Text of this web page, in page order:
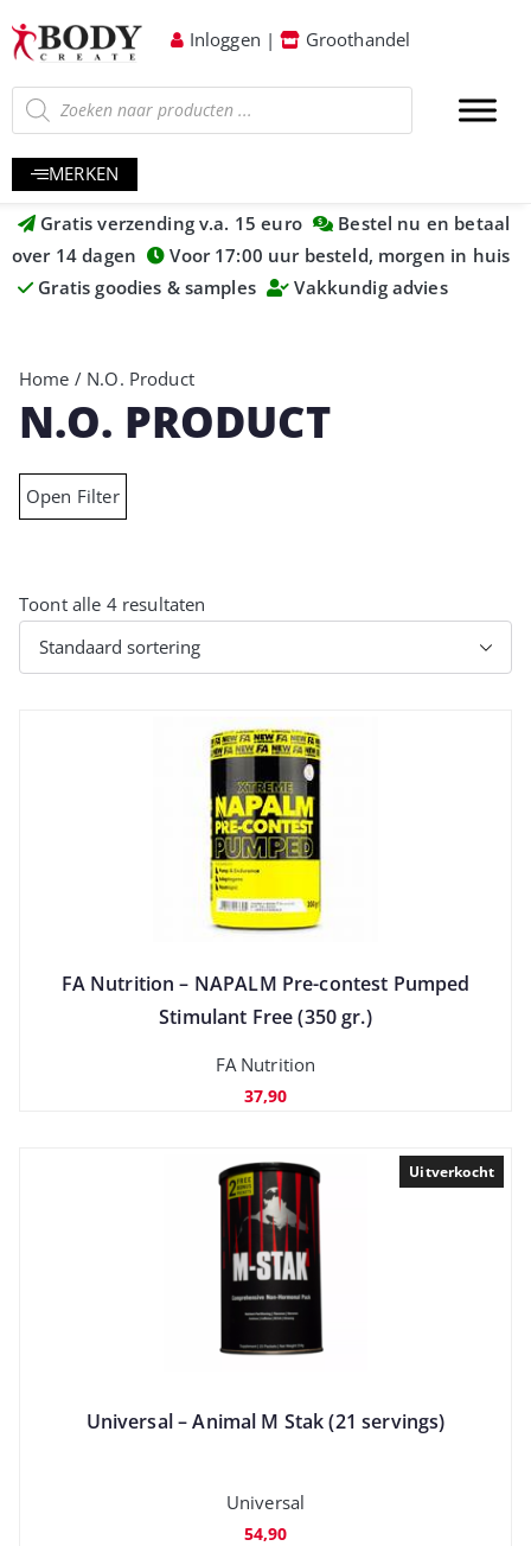
Inloggen | Groothandel
MERKEN
Gratis verzending v.a. 15 euro
Bestel nu en betaal
over 14 dagen
Voor 17:00 uur besteld, morgen in huis
Gratis goodies & samples
Vakkundig advies
Home / N.O. Product
N.O. PRODUCT
Open Filter
Toont alle 4 resultaten
FA Nutrition – NAPALM Pre-contest Pumped
Stimulant Free (350 gr.)
FA Nutrition
37,90
Uitverkocht
Universal – Animal M Stak (21 servings)
Universal
54,90